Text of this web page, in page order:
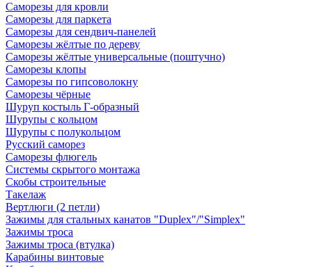
Саморезы для кровли
Саморезы для паркета
Саморезы для сендвич-панелей
Саморезы жёлтые по дереву
Саморезы жёлтые универсальные (поштучно)
Саморезы клопы
Саморезы по гипсоволокну
Саморезы чёрные
Шуруп костыль Г-образный
Шурупы с кольцом
Шурупы с полукольцом
Русский саморез
Саморезы флюгель
Системы скрытого монтажа
Скобы строительные
Такелаж
Вертлюги (2 петли)
Зажимы для стальных канатов "Duplex"/"Simplex"
Зажимы троса
Зажимы троса (втулка)
Карабины винтовые